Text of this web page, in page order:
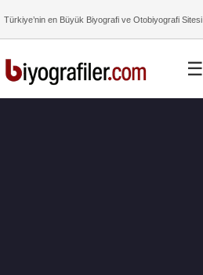
Türkiye’nin en Büyük Biyografi ve Otobiyografi Sitesi
☰